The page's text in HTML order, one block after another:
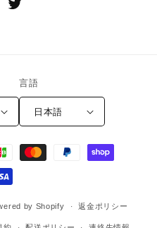
Twitter
言語
日本語
by Shopify 返金ポリシー